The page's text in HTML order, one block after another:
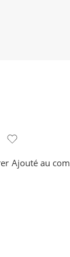
Ajouté au